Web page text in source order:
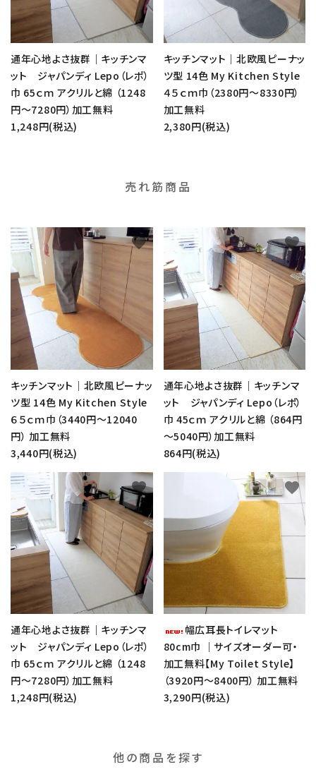
通年心地よさ抜群｜キッチンマ
ット ジャパンディ Lepo（レポ）
巾 65ｃｍ アクリルと綿 （1248
円～7280円）加工無料
1,248円(税込)
キッチンマット｜北欧風ピーナッ
ツ型 14色 My Kitchen Style
４５ｃｍ巾（2380円～8330円）
加工無料
2,380円(税込)
売れ筋商品
キッチンマット｜北欧風ピーナッ
ツ型 14色 My Kitchen Style
６５ｃｍ巾（3440円～12040
円） 加工無料
3,440円(税込)
favorite
通年心地よさ抜群｜キッチンマ
ット ジャパンディ Lepo（レポ）
巾 45ｃｍ アクリルと綿 （864円
～5040円）加工無料
864円(税込)
favorite
通年心地よさ抜群｜キッチンマ
ット ジャパンディ Lepo（レポ）
巾 65ｃｍ アクリルと綿 （1248
円～7280円）加工無料
1,248円(税込)
favorite
幅広耳長トイレマット
80cm巾 ｜サイズオーダー可・
加工無料【My Toilet Style】
（3920円～8400円） 加工無料
3,290円(税込)
favorite
他の商品を探す